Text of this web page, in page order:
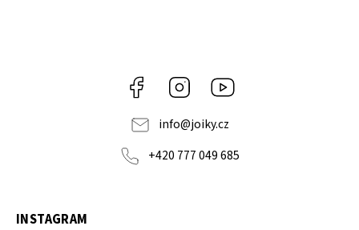
Facebook Instagram
info@joiky.cz
+420 777 049 685
INSTAGRAM